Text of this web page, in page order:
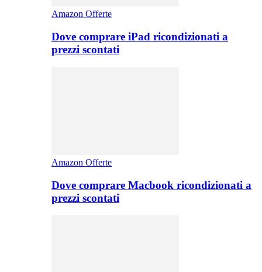
Amazon Offerte
Dove comprare iPad ricondizionati a
prezzi scontati
Amazon Offerte
Dove comprare Macbook ricondizionati a
prezzi scontati